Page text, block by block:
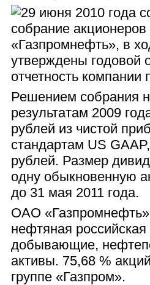
29 июня 2010 года
собрание
«Газпромнефть», в
утверждены годовой
отчетность компании
Решением собрания
результатам 2009
рублей из чистой
стандартам US
рублей. Размер
одну обыкновенную
до 31 мая 2011 года.
ОАО «Газпромнефть»
нефтяная
добывающие,
активы. 75,68 %
группе «Газпром».